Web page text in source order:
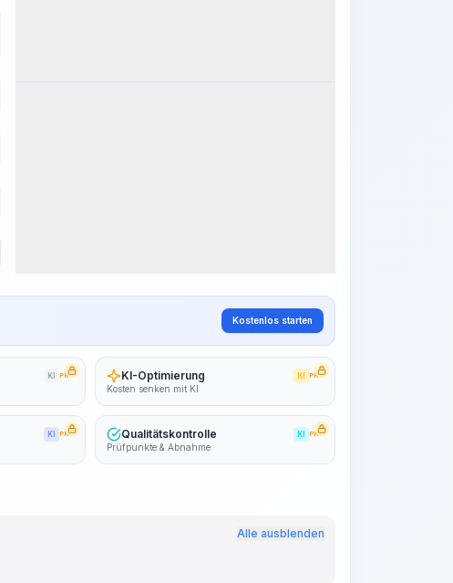
Kostenlos starten
KI PRO KI-Optimierung KI PRO
Kosten senken mit KI
KI PRO Qualitätskontrolle KI PRO
Prüfpunkte & Abnahme
Alle ausblenden